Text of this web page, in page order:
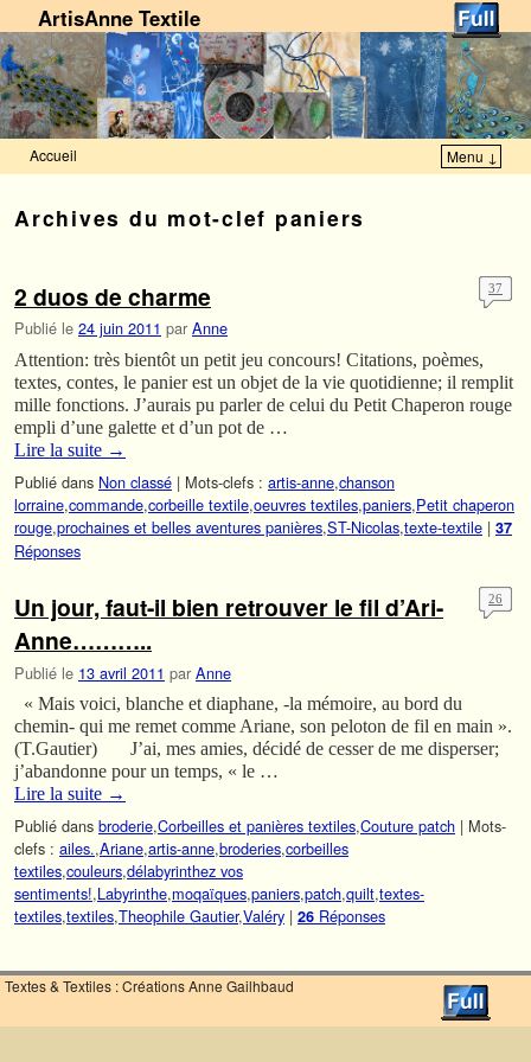
ArtisAnne Textile
Accueil Menu ↓
Archives du mot-clef paniers
2 duos de charme
Publié le 24 juin 2011 par Anne
37
Attention: très bientôt un petit jeu concours! Citations, poèmes,
textes, contes, le panier est un objet de la vie quotidienne; il remplit
mille fonctions. J’aurais pu parler de celui du Petit Chaperon rouge
empli d’une galette et d’un pot de …
Lire la suite →
Publié dans Non classé | Mots-clefs : artis-anne,chanson
lorraine,commande,corbeille textile,oeuvres textiles,paniers,Petit chaperon
rouge,prochaines et belles aventures panières,ST-Nicolas,texte-textile | 37
Réponses
Un jour, faut-il bien retrouver le fil d’Ari-
Anne………..
Publié le 13 avril 2011 par Anne
26
« Mais voici, blanche et diaphane, -la mémoire, au bord du
chemin- qui me remet comme Ariane, son peloton de fil en main ».
(T.Gautier) J’ai, mes amies, décidé de cesser de me disperser;
j’abandonne pour un temps, « le …
Lire la suite →
Publié dans broderie,Corbeilles et panières textiles,Couture patch | Mots-
clefs : ailes.,Ariane,artis-anne,broderies,corbeilles
textiles,couleurs,délabyrinthez vos
sentiments!,Labyrinthe,moqaïques,paniers,patch,quilt,textes-
textiles,textiles,Theophile Gautier,Valéry | 26 Réponses
Textes & Textiles : Créations Anne Gailhbaud